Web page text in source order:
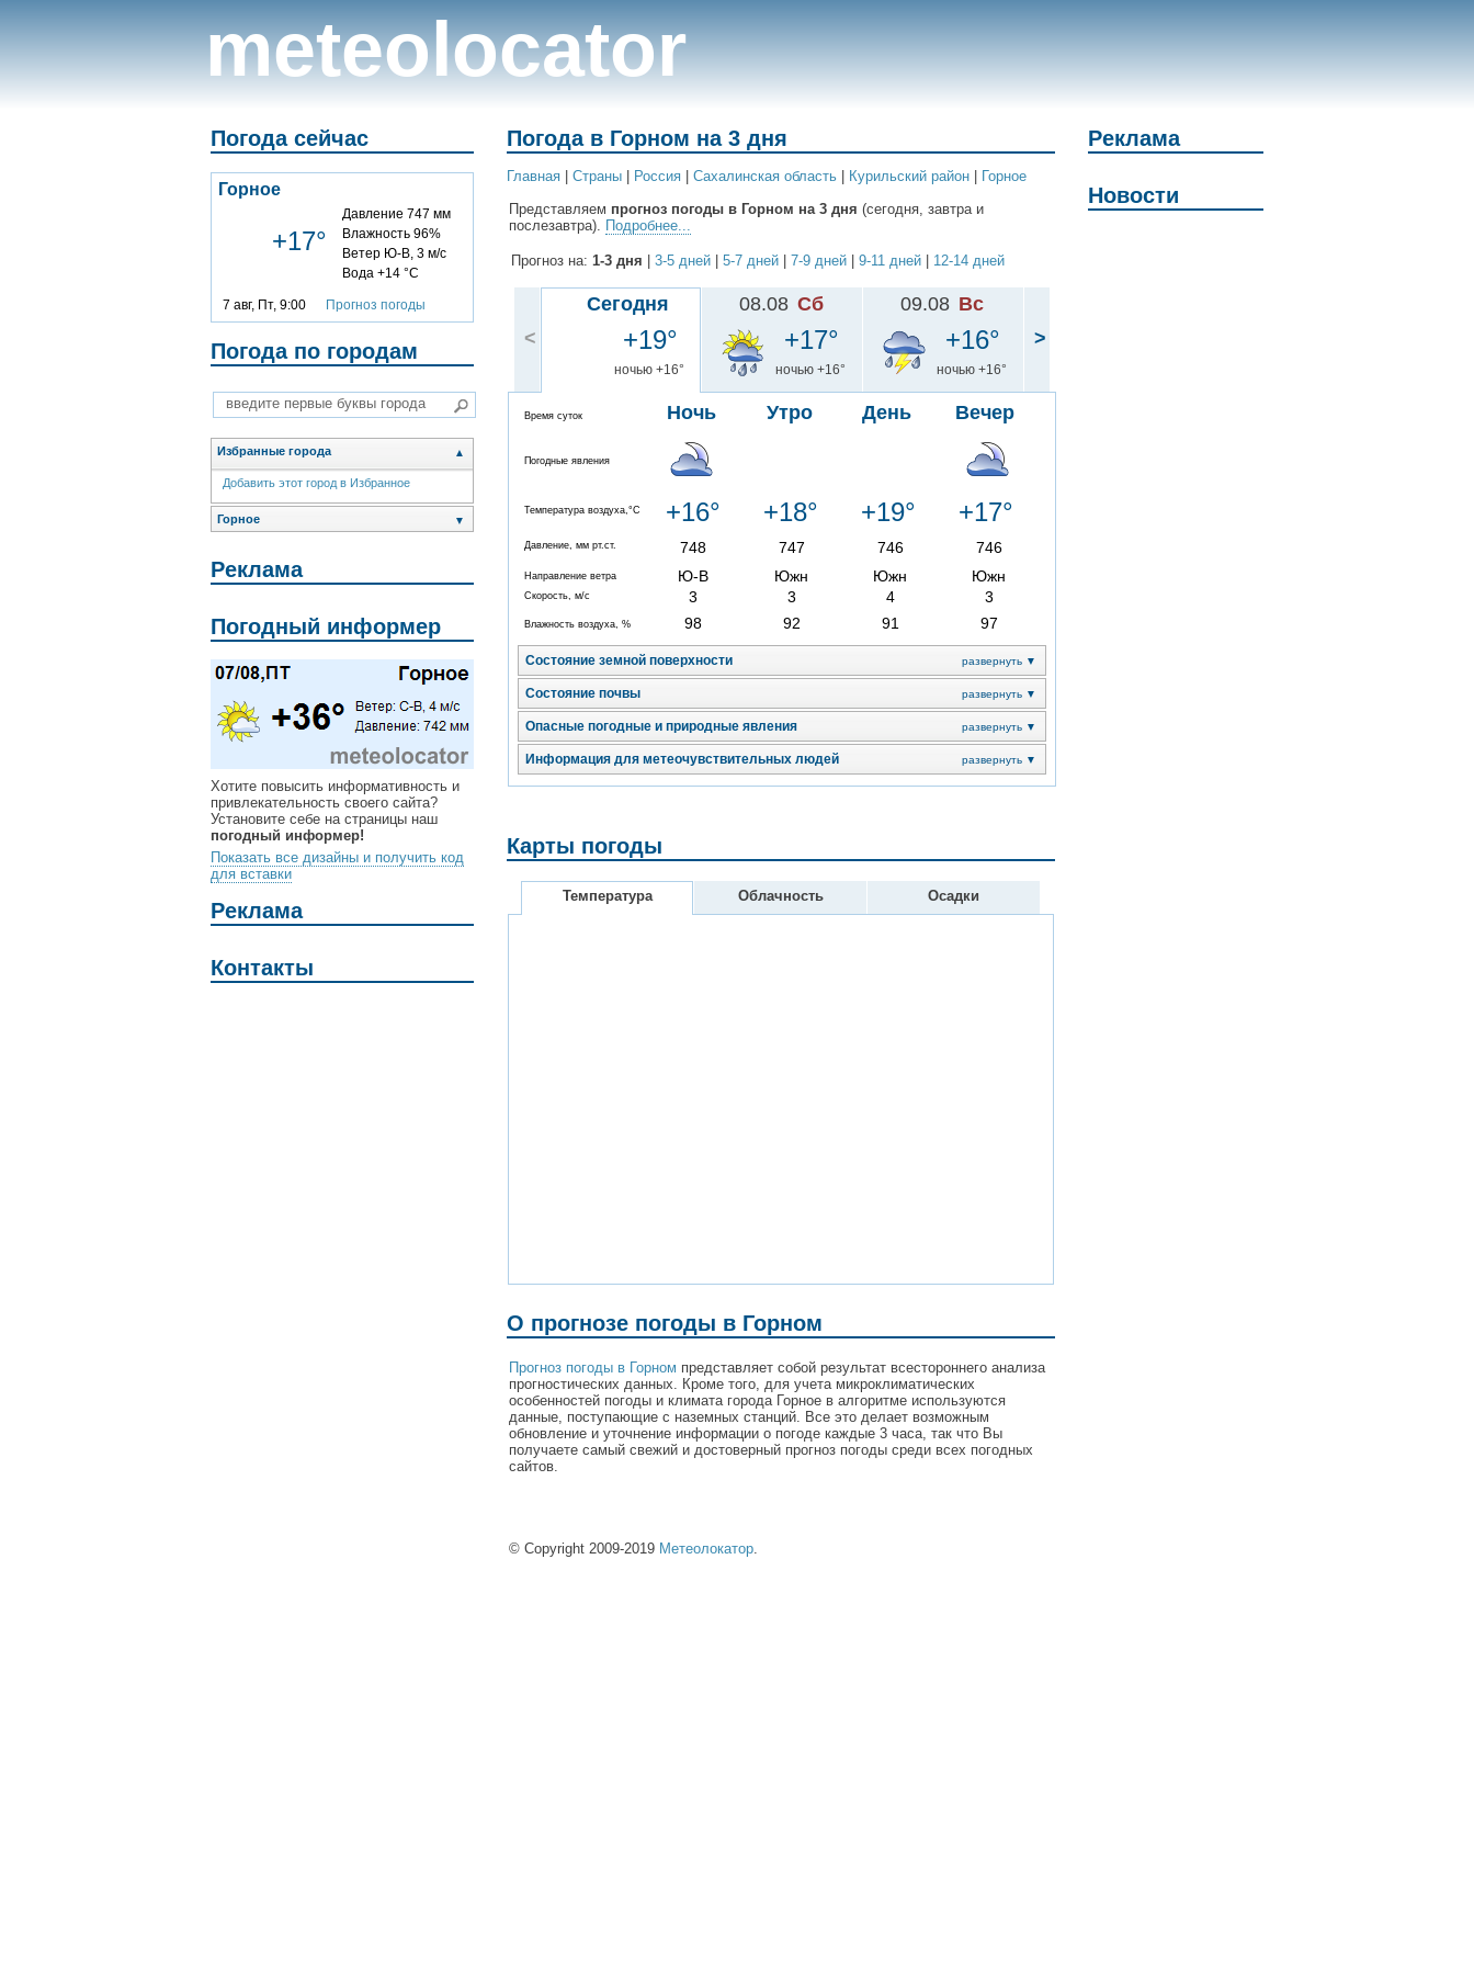
meteolocator
Погода сейчас
Горное
+17°
Давление 747 мм
Влажность 96%
Ветер Ю-В, 3 м/с
Вода +14 °C
7 авг, Пт, 9:00 Прогноз погоды
Погода по городам
Избранные города ▲
Добавить этот город в Избранное
Горное ▼
Реклама
Погодный информер
Хотите повысить информативность и
привлекательность своего сайта?
Установите себе на страницы наш
погодный информер!
Показать все дизайны и получить код
для вставки
Реклама
Контакты
Погода в Горном на 3 дня
Главная Cтраны Россия Сахалинская область Курильский район
Горное
Представляем прогноз погоды в Горном на 3 дня (сегодня, завтра и
послезавтра). Подробнее...
Прогноз на: 1-3 дня 3-5 дней 5-7 дней 7-9 дней 9-11 дней 12-14 дней
<
Сегодня
+19°
ночью +16°
Время суток Ночь Утро День Вечер
Погодные явления
Температура воздуха,°C +16° +18° +19° +17°
Давление, мм рт.ст. 748 747 746 746
Направление ветра Ю-В Южн Южн Южн
Скорость, м/с 3 3 4 3
Влажность воздуха, % 98 92 91 97
Состояние земной поверхности развернуть ▼
Состояние почвы развернуть ▼
Опасные погодные и природные явления развернуть ▼
Информация для метеочувствительных людей развернуть ▼
08.08 Сб
+17°
ночью +16°
09.08 Вс
+16°
ночью +16°
>
Карты погоды
Температура Облачность Осадки
О прогнозе погоды в Горном
Прогноз погоды в Горном представляет собой результат всестороннего анализа
прогностических данных. Кроме того, для учета микроклиматических
особенностей погоды и климата города Горное в алгоритме используются
данные, поступающие с наземных станций. Все это делает возможным
обновление и уточнение информации о погоде каждые 3 часа, так что Вы
получаете самый свежий и достоверный прогноз погоды среди всех погодных
сайтов.
© Copyright 2009-2019 Метеолокатор
Реклама
Новости